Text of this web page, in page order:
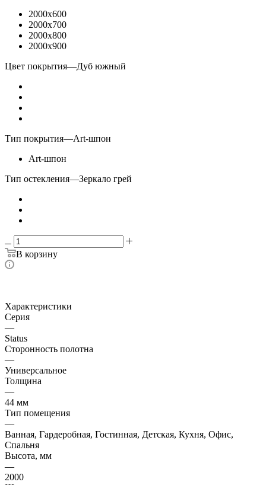
2000x600
2000x700
2000x800
2000x900
Цвет покрытия—Дуб южный
Тип покрытия—Art-шпон
Art-шпон
Тип остекления—Зеркало грей
В корзину
Характеристики
Серия
—
Status
Сторонность полотна
—
Универсальное
Толщина
—
44 мм
Тип помещения
—
Ванная, Гардеробная, Гостинная, Детская, Кухня, Офис,
Спальня
Высота, мм
—
2000